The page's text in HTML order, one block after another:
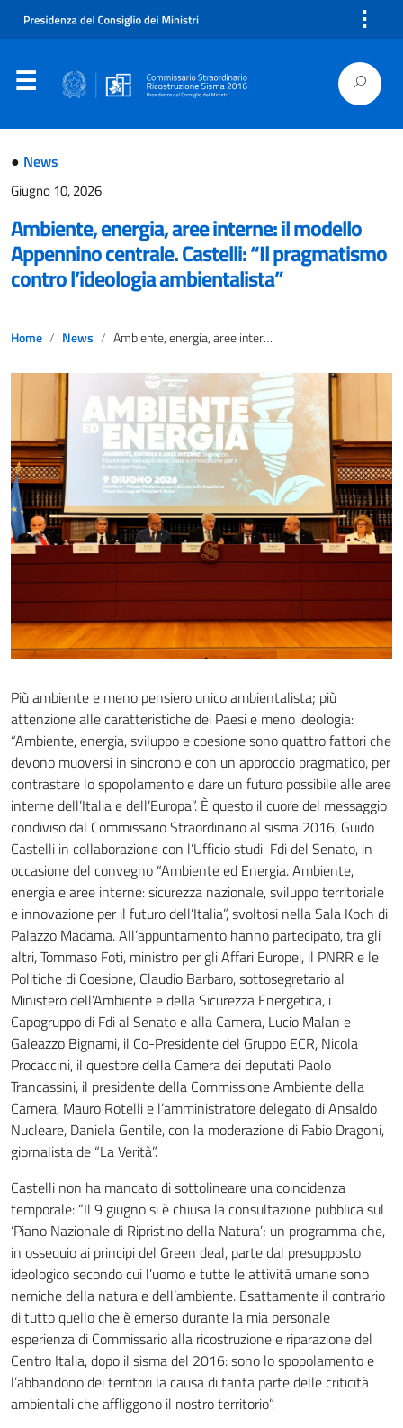
⋮
● News
Giugno 10, 2026
Ambiente, energia, aree interne: il modello
Appennino centrale. Castelli: “Il pragmatismo
contro l’ideologia ambientalista”
Home News Ambiente, energia, aree interne: il modello Appennino centrale. Castelli: “Il pragmatismo contro l’ideologia ambientalista”
Più ambiente e meno pensiero unico ambientalista; più
attenzione alle caratteristiche dei Paesi e meno ideologia:
“Ambiente, energia, sviluppo e coesione sono quattro fattori che
devono muoversi in sincrono e con un approccio pragmatico, per
contrastare lo spopolamento e dare un futuro possibile alle aree
interne dell’Italia e dell’Europa”. È questo il cuore del messaggio
condiviso dal Commissario Straordinario al sisma 2016, Guido
Castelli in collaborazione con l’Ufficio studi Fdi del Senato, in
occasione del convegno “Ambiente ed Energia. Ambiente,
energia e aree interne: sicurezza nazionale, sviluppo territoriale
e innovazione per il futuro dell’Italia”, svoltosi nella Sala Koch di
Palazzo Madama. All’appuntamento hanno partecipato, tra gli
altri, Tommaso Foti, ministro per gli Affari Europei, il PNRR e le
Politiche di Coesione, Claudio Barbaro, sottosegretario al
Ministero dell’Ambiente e della Sicurezza Energetica, i
Capogruppo di Fdi al Senato e alla Camera, Lucio Malan e
Galeazzo Bignami, il Co-Presidente del Gruppo ECR, Nicola
Procaccini, il questore della Camera dei deputati Paolo
Trancassini, il presidente della Commissione Ambiente della
Camera, Mauro Rotelli e l’amministratore delegato di Ansaldo
Nucleare, Daniela Gentile, con la moderazione di Fabio Dragoni,
giornalista de “La Verità”.
Castelli non ha mancato di sottolineare una coincidenza
temporale: “Il 9 giugno si è chiusa la consultazione pubblica sul
‘Piano Nazionale di Ripristino della Natura’; un programma che,
in ossequio ai principi del Green deal, parte dal presupposto
ideologico secondo cui l’uomo e tutte le attività umane sono
nemiche della natura e dell’ambiente. Esattamente il contrario
di tutto quello che è emerso durante la mia personale
esperienza di Commissario alla ricostruzione e riparazione del
Centro Italia, dopo il sisma del 2016: sono lo spopolamento e
l’abbandono dei territori la causa di tanta parte delle criticità
ambientali che affliggono il nostro territorio”.